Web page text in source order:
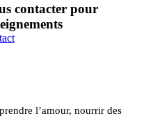
contacter pour
l’amour, nourrir des